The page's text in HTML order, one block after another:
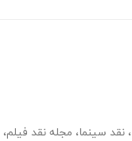
، نقد سینما، مجله نقد فیلم،